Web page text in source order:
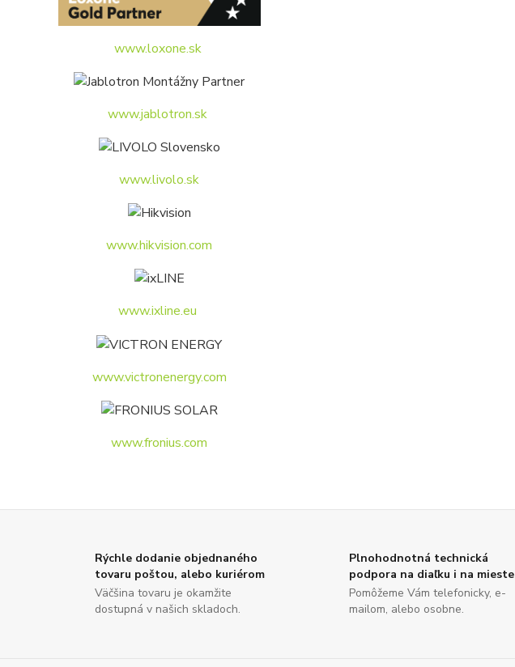
www.loxone.sk
www.jablotron.sk
www.livolo.sk
www.hikvision.com
www.ixline.eu
www.victronenergy.com
www.fronius.com
Rýchle dodanie objednaného
tovaru poštou, alebo kuriérom
Väčšina tovaru je okamžite
dostupná v našich skladoch.
Plnohodnotná technická
podpora na diaľku i na mieste
Pomôžeme Vám telefonicky, e-
mailom, alebo osobne.